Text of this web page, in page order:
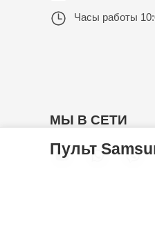
Пульт
Часы работы
МЫ В СЕТИ